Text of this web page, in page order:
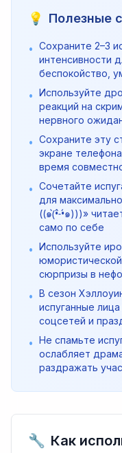
💡 Полезные
• Сохраните 2–3
интенсивности
беспокойство,
• Используйте
реакций на
нервного
• Сохраните эту
экране
время
• Сочетайте
для
((๑(̀•́˗̀•́๑)))»
само по себе
• Используйте
сюрпризы в
• В сезон
испуганные
соцсетей и
• Не спамьте
ослабляет
раздражать
🔧 Как